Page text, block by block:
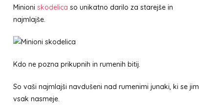
Minioni skodelica so unikatno darilo za starejše in
najmlajše.
Kdo ne pozna prikupnih in rumenih bitij.
So vaši najmlajši navdušeni nad rumenimi junaki, ki se jim
vsak nasmeje.